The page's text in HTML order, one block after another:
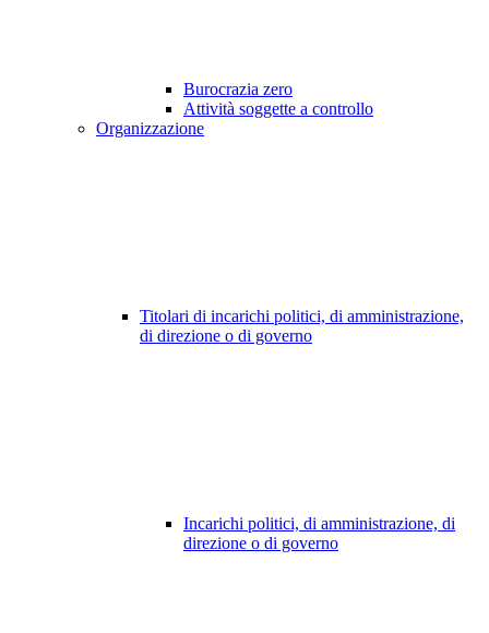
Burocrazia zero
Attività soggette a controllo
Organizzazione
Titolari di incarichi politici, di amministrazione,
di direzione o di governo
Incarichi politici, di amministrazione, di
direzione o di governo